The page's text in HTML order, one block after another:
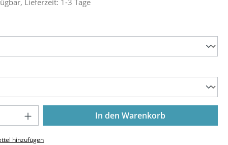
Anzahl: Gib den gewünschten Wert
In den Warenkorb
hinzufügen